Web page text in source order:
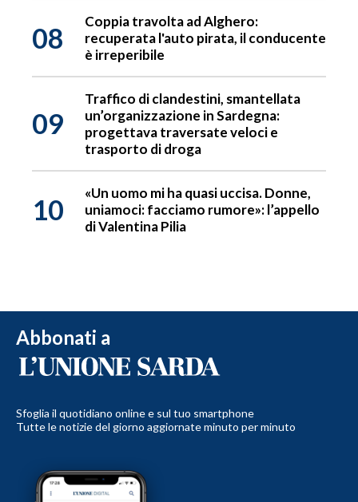
08
Coppia travolta ad Alghero:
recuperata l'auto pirata, il conducente
è irreperibile
09
Traffico di clandestini, smantellata
un’organizzazione in Sardegna:
progettava traversate veloci e
trasporto di droga
10
«Un uomo mi ha quasi uccisa. Donne,
uniamoci: facciamo rumore»: l’appello
di Valentina Pilia
Abbonati a
Sfoglia il quotidiano online e sul tuo smartphone
Tutte le notizie del giorno aggiornate minuto per minuto